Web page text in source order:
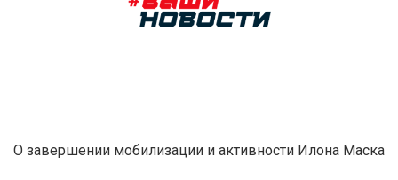
О завершении мобилизации и активности Илона Маска